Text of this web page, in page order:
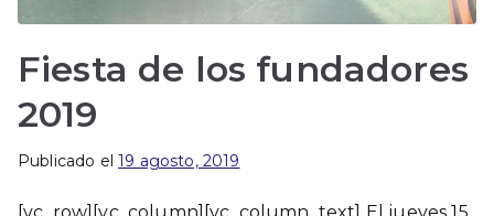
Fiesta de los fundadores
2019
Publicado el19 agosto, 2019